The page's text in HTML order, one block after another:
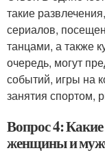
такие
сериалов,
танцами, а также
очередь, могут
событий, игры на
занятия спортом,
Вопрос 4:
женщины и